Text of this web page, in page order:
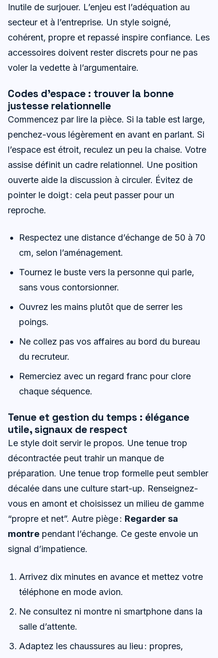
Inutile de surjouer. L’enjeu est l’adéquation au
secteur et à l’entreprise. Un style soigné,
cohérent, propre et repassé inspire confiance. Les
accessoires doivent rester discrets pour ne pas
voler la vedette à l’argumentaire.
Codes d’espace : trouver la bonne
justesse relationnelle
Commencez par lire la pièce. Si la table est large,
penchez-vous légèrement en avant en parlant. Si
l’espace est étroit, reculez un peu la chaise. Votre
assise définit un cadre relationnel. Une position
ouverte aide la discussion à circuler. Évitez de
pointer le doigt : cela peut passer pour un
reproche.
Respectez une distance d’échange de 50 à 70
cm, selon l’aménagement.
Tournez le buste vers la personne qui parle,
sans vous contorsionner.
Ouvrez les mains plutôt que de serrer les
poings.
Ne collez pas vos affaires au bord du bureau
du recruteur.
Remerciez avec un regard franc pour clore
chaque séquence.
Tenue et gestion du temps : élégance
utile, signaux de respect
Le style doit servir le propos. Une tenue trop
décontractée peut trahir un manque de
préparation. Une tenue trop formelle peut sembler
décalée dans une culture start-up. Renseignez-
vous en amont et choisissez un milieu de gamme
“propre et net”. Autre piège : Regarder sa
montre pendant l’échange. Ce geste envoie un
signal d’impatience.
Arrivez dix minutes en avance et mettez votre
téléphone en mode avion.
Ne consultez ni montre ni smartphone dans la
salle d’attente.
Adaptez les chaussures au lieu : propres,